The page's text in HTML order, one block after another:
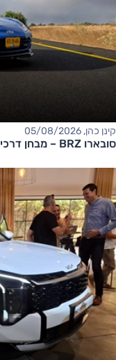
קינן כהן, 05/08/2026
סובארו BRZ – מבחן דרכים (tS)